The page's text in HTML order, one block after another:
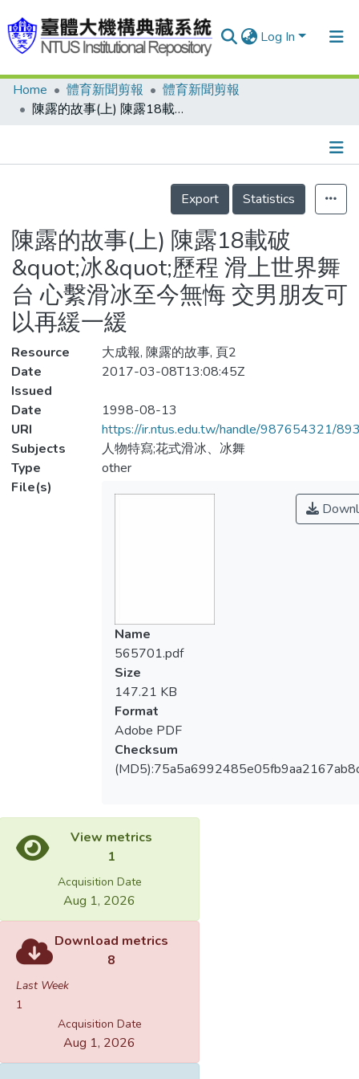
Log In
Communities & Collections
Statistics
Home 體育新聞剪報
體育新聞剪報
陳露的故事(上) 陳露18載破&quot;冰&quot;歷程 滑上世界舞台 心繫滑冰至今無悔 交男朋友可以再緩一緩
Details
Export
Statistics
陳露的故事(上) 陳露18載破
&quot;冰&quot;歷程 滑上世界舞
台 心繫滑冰至今無悔 交男朋友可
以再緩一緩
Resource
大成報, 陳露的故事, 頁2
Date
Issued
2017-03-08T13:08:45Z
Date
1998-08-13
URI
https://ir.ntus.edu.tw/handle/987654321/
Subjects
人物特寫;花式滑冰、冰舞
Type
other
File(s)
Name
565701.pdf
Size
147.21 KB
Format
Adobe PDF
Checksum
View metrics
1
Acquisition Date
Aug 1, 2026
Download metrics
8
Last Week
1
Acquisition Date
Aug 1, 2026